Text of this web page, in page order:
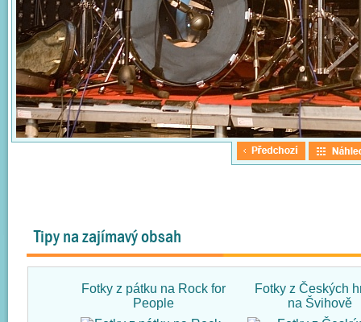
Tipy na zajímavý obsah
Fotky z pátku na Rock for
People
Fotky z Českých
na Švihově